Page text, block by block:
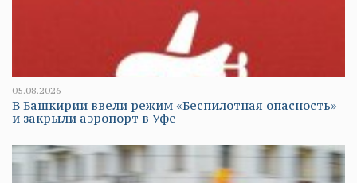
05.08.2026
В Башкирии ввели режим «Беспилотная опасность»
и закрыли аэропорт в Уфе